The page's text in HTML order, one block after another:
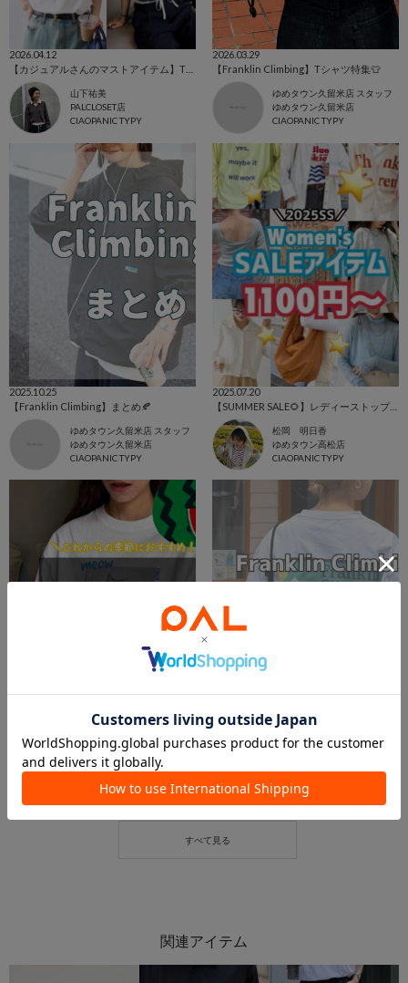
2026.04.12
山下祐美
PALCLOSET店
CIAOPANIC TYPY
2026.03.29
【Franklin Climbing】Tシャツ特集👕
ゆめタウン久留米店 スタッフ
ゆめタウン久留米店
CIAOPANIC TYPY
2025.10.25
【Franklin Climbing】まとめ🍂
ゆめタウン久留米店 スタッフ
ゆめタウン久留米店
CIAOPANIC TYPY
2025.07.20
【SUMMER SALE🌻】レディーストップス！
松岡 明日香
ゆめタウン高松店
CIAOPANIC TYPY
おすすめTシャツ特集🍉
ゆめタウン久留米店 スタッフ
CIAOPANIC TYPY
2025.07.03
【Franklin Climbing】セール特集
CIAOPANIC TYPY